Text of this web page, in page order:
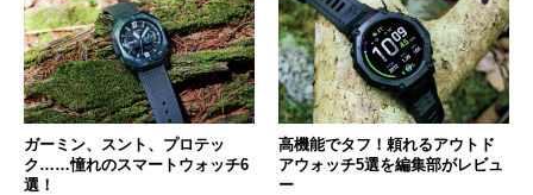
ガーミン、スント、プロテッ
ク……憧れのスマートウォッチ6
選！
高機能でタフ！頼れるアウトド
アウォッチ5選を編集部がレビュ
ー